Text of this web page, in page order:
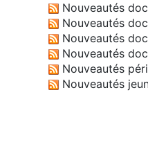
Nouveautés
Nouveautés
Nouveautés
Nouveautés
Nouveautés
Nouveautés